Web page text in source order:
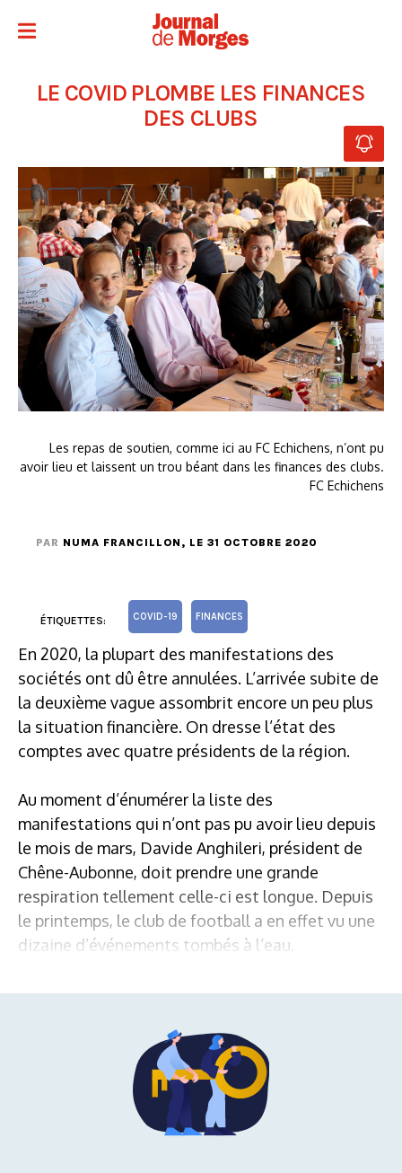
LE COVID PLOMBE LES FINANCES
DES CLUBS
Les repas de soutien, comme ici au FC Echichens, n’ont pu
avoir lieu et laissent un trou béant dans les finances des clubs.
FC Echichens
PAR NUMA FRANCILLON , LE 31 OCTOBRE 2020
ÉTIQUETTES: COVID-19 FINANCES
En 2020, la plupart des manifestations des
sociétés ont dû être annulées. L’arrivée subite de
la deuxième vague assombrit encore un peu plus
la situation financière. On dresse l’état des
comptes avec quatre présidents de la région.
Au moment d’énumérer la liste des
manifestations qui n’ont pas pu avoir lieu depuis
le mois de mars, Davide Anghileri, président de
Chêne-Aubonne, doit prendre une grande
respiration tellement celle-ci est longue. Depuis
le printemps, le club de football a en effet vu une
dizaine d’événements tombés à l’eau.